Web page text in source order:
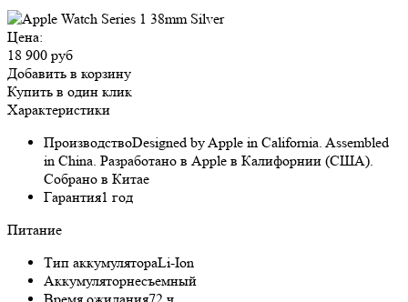
Цена:
18 900 руб
Добавить в корзину
Купить в один клик
Характеристики
ПроизводствоDesigned by Apple in California. Assembled
in China. Разработано в Apple в Калифорнии (США).
Собрано в Китае
Гарантия1 год
Питание
Тип аккумулятораLi-Ion
Аккумуляторнесъемный